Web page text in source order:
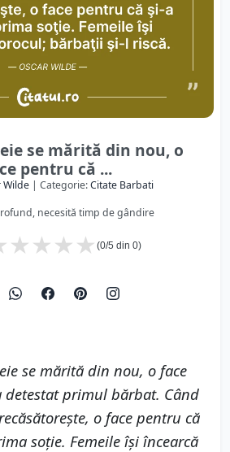
se mărită din nou, o
pentru că ...
Wilde | Categorie:Citate Barbati
necesită timp de gândire
★
★
★
★ (0/5 din 0)
se mărită din nou, o face
detestat primul bărbat. Când
o face pentru că
soţie. Femeile îşi încearcă